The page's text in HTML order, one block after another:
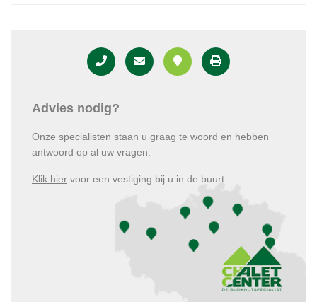
Advies nodig?
Onze specialisten staan u graag te woord en hebben
antwoord op al uw vragen.
Klik hier voor een vestiging bij u in de buurt